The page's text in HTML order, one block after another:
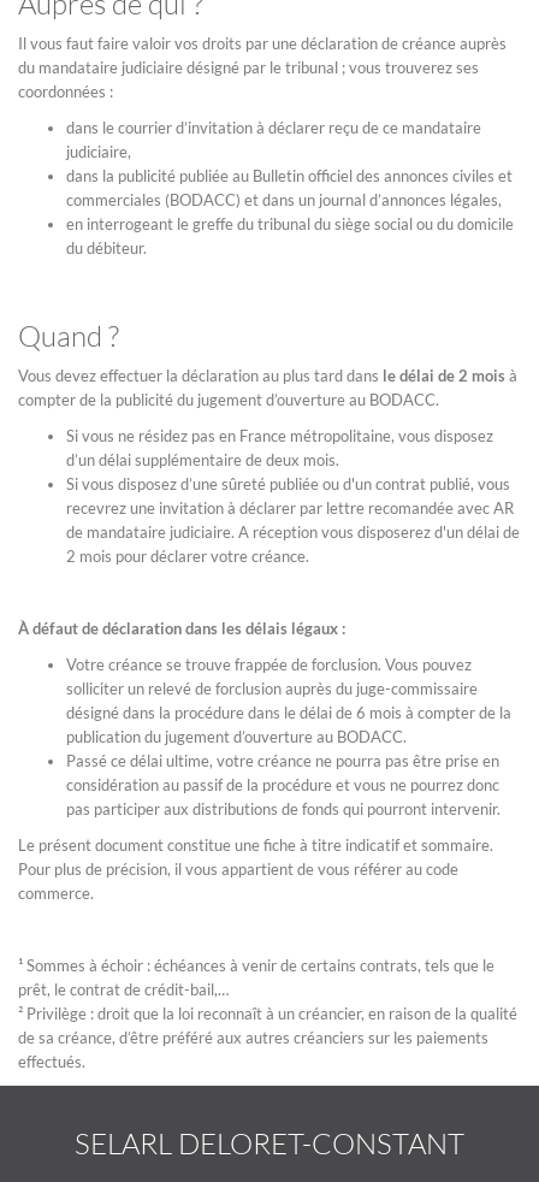
Il vous faut faire valoir vos droits par une déclaration de créance auprès
du mandataire judiciaire désigné par le tribunal ; vous trouverez ses
coordonnées :
dans le courrier d’invitation à déclarer reçu de ce mandataire
judiciaire,
dans la publicité publiée au Bulletin officiel des annonces civiles et
commerciales (BODACC) et dans un journal d’annonces légales,
en interrogeant le greffe du tribunal du siège social ou du domicile
du débiteur.
Quand ?
Vous devez effectuer la déclaration au plus tard dans le délai de 2 moisà
compter de la publicité du jugement d’ouverture au BODACC.
Si vous ne résidez pas en France métropolitaine, vous disposez
d’un délai supplémentaire de deux mois.
Si vous disposez d’une sûreté publiée ou d'un contrat publié, vous
recevrez une invitation à déclarer par lettre recomandée avec AR
de mandataire judiciaire. A réception vous disposerez d'un délai de
2 mois pour déclarer votre créance.
À défaut de déclaration dans les délais légaux :
Votre créance se trouve frappée de forclusion. Vous pouvez
solliciter un relevé de forclusion auprès du juge-commissaire
désigné dans la procédure dans le délai de 6 mois à compter de la
publication du jugement d’ouverture au BODACC.
Passé ce délai ultime, votre créance ne pourra pas être prise en
considération au passif de la procédure et vous ne pourrez donc
pas participer aux distributions de fonds qui pourront intervenir.
Le présent document constitue une fiche à titre indicatif et sommaire.
Pour plus de précision, il vous appartient de vous référer au code
commerce.
¹ Sommes à échoir : échéances à venir de certains contrats, tels que le
prêt, le contrat de crédit-bail,…
² Privilège : droit que la loi reconnaît à un créancier, en raison de la qualité
de sa créance, d’être préféré aux autres créanciers sur les paiements
effectués.
SELARL DELORET-CONSTANT